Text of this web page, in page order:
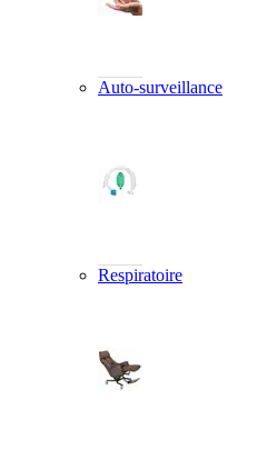
Auto-surveillance
Respiratoire